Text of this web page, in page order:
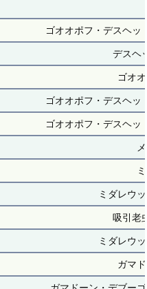
ゴオオポフ・デスヘッ
デスヘ
ゴオ
ゴオオポフ・デスヘッ
ゴオオポフ・デスヘッ
ミダレウ
吸引老
ミダレウ
ガマ